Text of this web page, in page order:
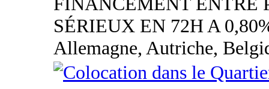
SÉRIEUX EN 72H A
Allemagne, Autriche,